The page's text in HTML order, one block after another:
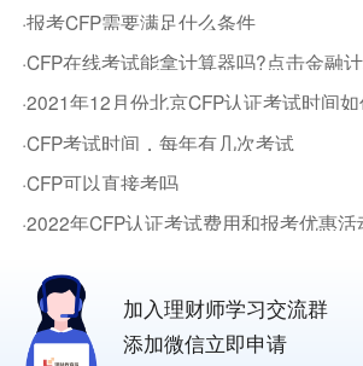
·报考CFP需要满足什么条件
·2021年12月份北京CFP认证考试时间
·CFP考试时间，每年有几次考试
·CFP可以直接考吗
·2022年CFP认证考试费用和报考优惠活
加入理财师学习交流群
添加微信立即申请